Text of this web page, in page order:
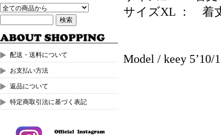
配送・送料について
お支払い方法
返品について
特定商取引法に基づく表記
サイズXL ： 着
Model / keey 5’10/